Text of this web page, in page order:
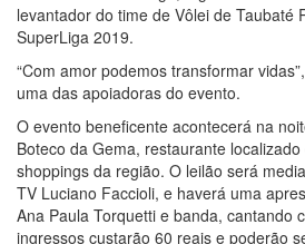
levantador do time de Vôlei de Taubaté
SuperLiga 2019.
“Com amor podemos transformar
uma das apoiadoras do evento.
O evento beneficente acontecerá na
Boteco da Gema, restaurante
shoppings da região. O leilão será
TV Luciano Faccioli, e haverá uma
Ana Paula Torquetti e banda, cantando
ingressos custarão 60 reais e poderão